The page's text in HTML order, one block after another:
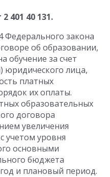
401 40 131.
Федерального закона
об образовании,
обучение за счет
юридического лица,
платных
их оплаты.
образовательных
договора
увеличения
учетом уровня
основными
бюджета
и плановый период.